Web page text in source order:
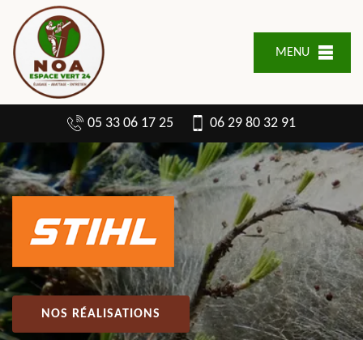
MENU
05 33 06 17 25 06 29 80 32 91
NOS RÉALISATIONS